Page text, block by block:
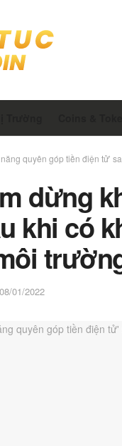
quyên góp tiền điện tử’
dừng
khi có
08/01/2022